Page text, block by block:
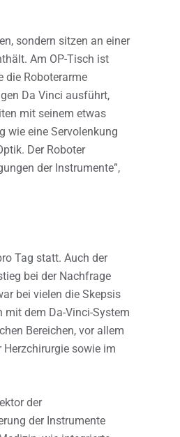
sondern sitzen an einer
Am OP-Tisch ist
die Roboterarme
Da Vinci ausführt,
mit seinem etwas
wie eine Servolenkung
Der Roboter
der Instrumente”,
Tag statt. Auch der
bei der Nachfrage
bei vielen die Skepsis
dem Da-Vinci-System
Bereichen, vor allem
Herzchirurgie sowie im
der
der Instrumente